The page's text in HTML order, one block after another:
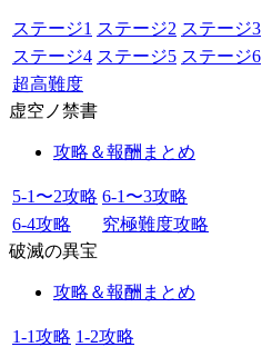
ステージ1 ステージ2 ステージ3
ステージ4 ステージ5 ステージ6
超高難度
虚空ノ禁書
攻略＆報酬まとめ
5-1〜2攻略 6-1〜3攻略
6-4攻略
究極難度攻略
破滅の異宝
攻略＆報酬まとめ
1-1攻略 1-2攻略